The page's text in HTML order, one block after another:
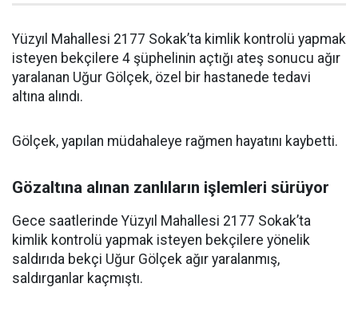
Yüzyıl Mahallesi 2177 Sokak’ta kimlik kontrolü yapmak
isteyen bekçilere 4 şüphelinin açtığı ateş sonucu ağır
yaralanan Uğur Gölçek, özel bir hastanede tedavi
altına alındı.
Gölçek, yapılan müdahaleye rağmen hayatını kaybetti.
Gözaltına alınan zanlıların işlemleri sürüyor
Gece saatlerinde Yüzyıl Mahallesi 2177 Sokak’ta
kimlik kontrolü yapmak isteyen bekçilere yönelik
saldırıda bekçi Uğur Gölçek ağır yaralanmış,
saldırganlar kaçmıştı.